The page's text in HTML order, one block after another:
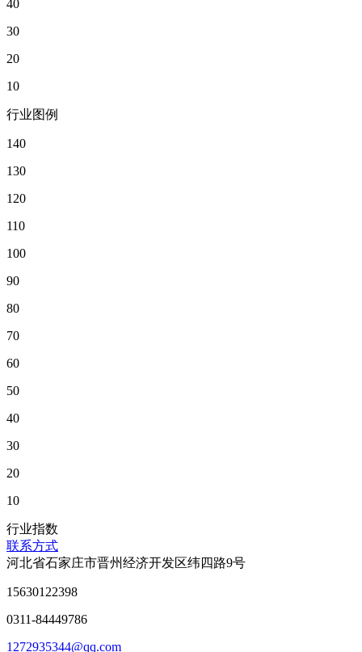
40
30
20
10
行业图例
140
130
120
110
100
90
80
70
60
50
40
30
20
10
行业指数
联系方式
河北省石家庄市晋州经济开发区纬四路9号
15630122398
0311-84449786
1272935344@qq.com